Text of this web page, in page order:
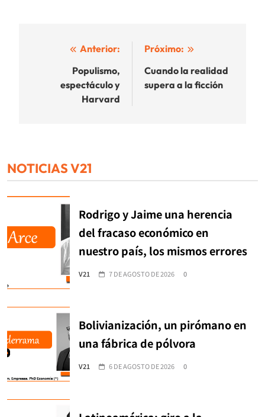
Navegación
entradas
Anterior:
Populismo,
espectáculo y
Harvard
Próximo:
Cuando la realidad
supera a la ficción
NOTICIAS V21
Rodrigo y Jaime una herencia
del fracaso económico en
nuestro país, los mismos errores
V21 7 DE AGOSTO DE 2026 0
Bolivianización, un pirómano en
una fábrica de pólvora
V21 6 DE AGOSTO DE 2026 0